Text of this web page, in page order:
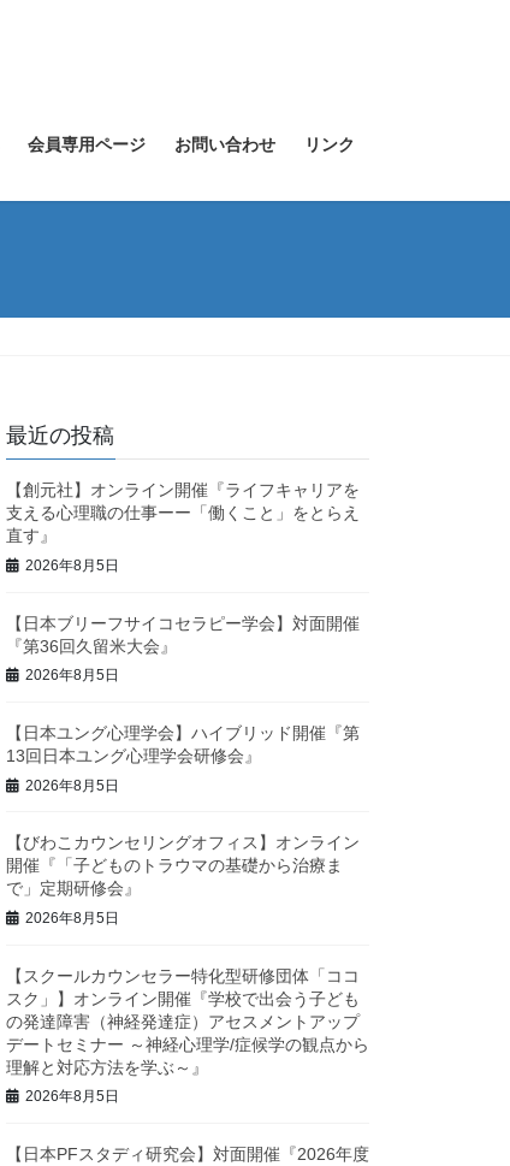
会員専用ページ お問い合わせ リンク
最近の投稿
【創元社】オンライン開催『ライフキャリアを
支える心理職の仕事ーー「働くこと」をとらえ
直す』
2026年8月5日
【日本ブリーフサイコセラピー学会】対面開催
『第36回久留米大会』
2026年8月5日
【日本ユング心理学会】ハイブリッド開催『第
13回日本ユング心理学会研修会』
2026年8月5日
【びわこカウンセリングオフィス】オンライン
開催『「子どものトラウマの基礎から治療ま
で」定期研修会』
2026年8月5日
【スクールカウンセラー特化型研修団体「ココ
スク」】オンライン開催『学校で出会う子ども
の発達障害（神経発達症）アセスメントアップ
デートセミナー ～神経心理学/症候学の観点から
理解と対応方法を学ぶ～』
2026年8月5日
【日本PFスタディ研究会】対面開催『2026年度